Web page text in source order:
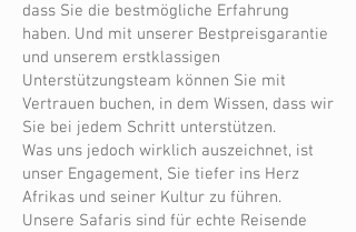
dass Sie die bestmögliche Erfahrung
haben. Und mit unserer Bestpreisgarantie
und unserem erstklassigen
Unterstützungsteam können Sie mit
Vertrauen buchen, in dem Wissen, dass wir
Sie bei jedem Schritt unterstützen.
Was uns jedoch wirklich auszeichnet, ist
unser Engagement, Sie tiefer ins Herz
Afrikas und seiner Kultur zu führen.
Unsere Safaris sind für echte Reisende